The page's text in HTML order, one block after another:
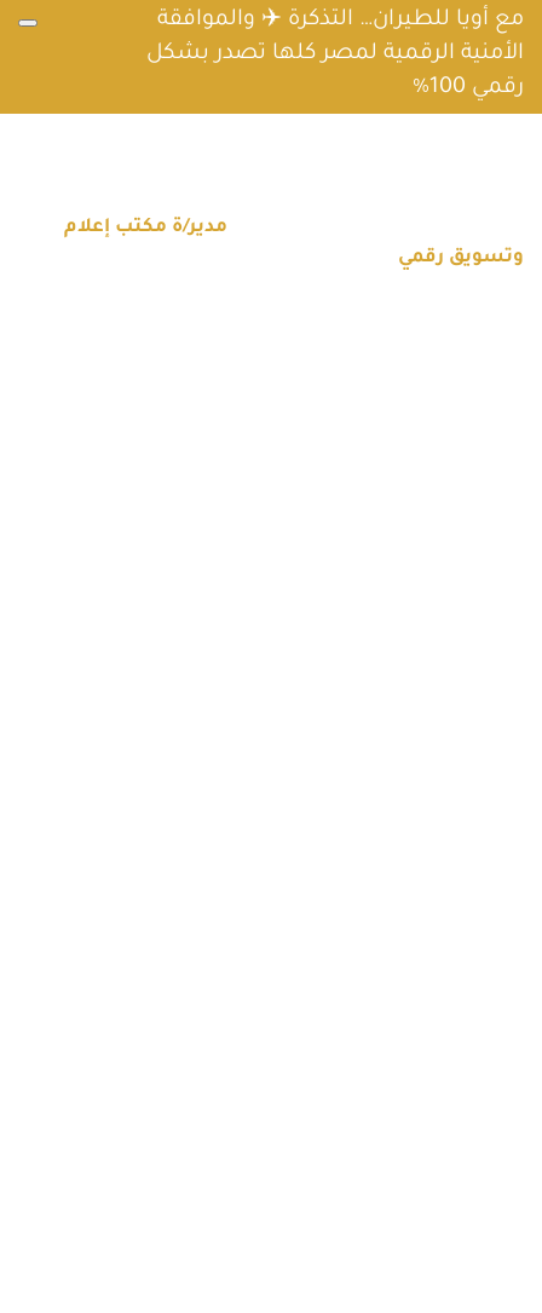
مع أويا للطيران… التذكرة ✈️ والموافقة
الأمنية الرقمية لمصر كلها تصدر بشكل
رقمي 100%
مدير/ة مكتب إعلام
وتسويق رقمي